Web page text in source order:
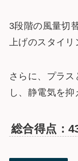
3段階の風量切
上げのスタイリ
さらに、プラ
し、静電気を抑
総合得点：